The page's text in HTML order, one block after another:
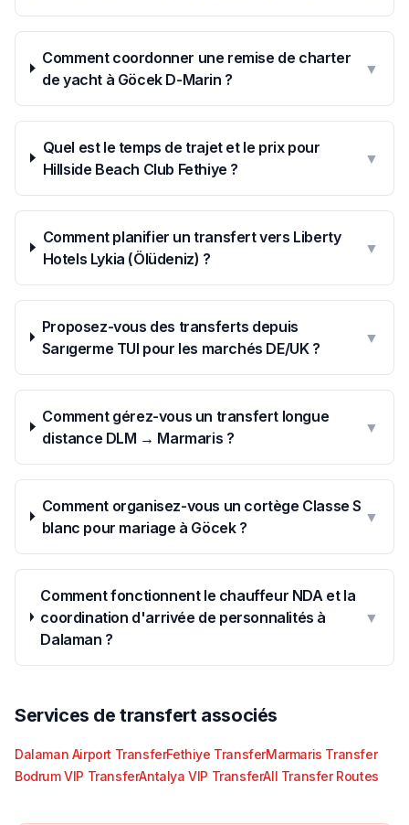
Comment coordonner une remise de charter
de yacht à Göcek D-Marin ?
▼
Quel est le temps de trajet et le prix pour
Hillside Beach Club Fethiye ?
▼
Comment planifier un transfert vers Liberty
Hotels Lykia (Ölüdeniz) ?
▼
Proposez-vous des transferts depuis
Sarıgerme TUI pour les marchés DE/UK ?
▼
Comment gérez-vous un transfert longue
distance DLM → Marmaris ?
▼
Comment organisez-vous un cortège Classe S
blanc pour mariage à Göcek ?
▼
Comment fonctionnent le chauffeur NDA et la
coordination d'arrivée de personnalités à
Dalaman ?
▼
Services de transfert associés
Dalaman Airport TransferFethiye TransferMarmaris Transfer
Bodrum VIP TransferAntalya VIP TransferAll Transfer Routes